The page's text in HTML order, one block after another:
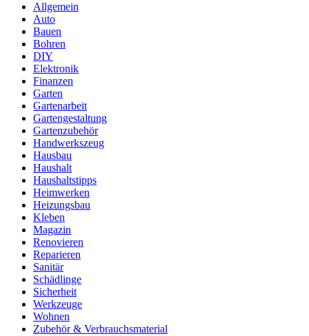
Allgemein
Auto
Bauen
Bohren
DIY
Elektronik
Finanzen
Garten
Gartenarbeit
Gartengestaltung
Gartenzubehör
Handwerkszeug
Hausbau
Haushalt
Haushaltstipps
Heimwerken
Heizungsbau
Kleben
Magazin
Renovieren
Reparieren
Sanitär
Schädlinge
Sicherheit
Werkzeuge
Wohnen
Zubehör & Verbrauchsmaterial